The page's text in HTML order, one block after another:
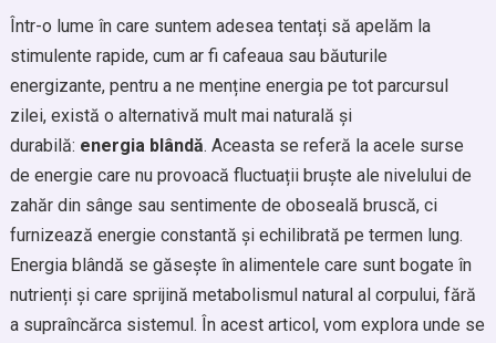
Într-o lume în care suntem adesea tentați să apelăm la
stimulente rapide, cum ar fi cafeaua sau băuturile
energizante, pentru a ne menține energia pe tot parcursul
zilei, există o alternativă mult mai naturală și
durabilă: energia blândă. Aceasta se referă la acele surse
de energie care nu provoacă fluctuații bruște ale nivelului de
zahăr din sânge sau sentimente de oboseală bruscă, ci
furnizează energie constantă și echilibrată pe termen lung.
Energia blândă se găsește în alimentele care sunt bogate în
nutrienți și care sprijină metabolismul natural al corpului, fără
a supraîncărca sistemul. În acest articol, vom explora unde se